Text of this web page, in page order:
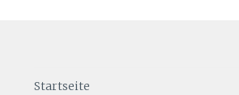
Startseite